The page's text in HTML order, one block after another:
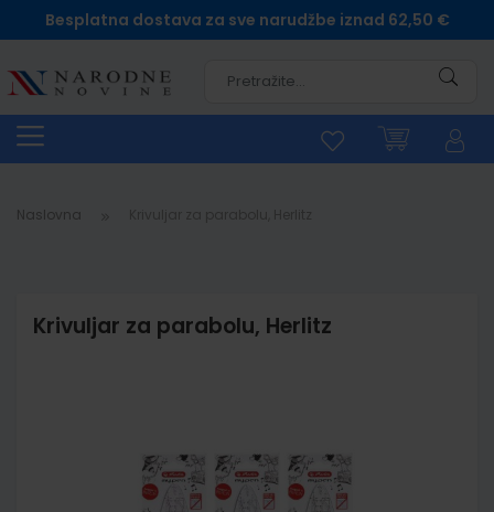
Besplatna dostava za sve narudžbe iznad 62,50 €
Naslovna
Krivuljar za parabolu, Herlitz